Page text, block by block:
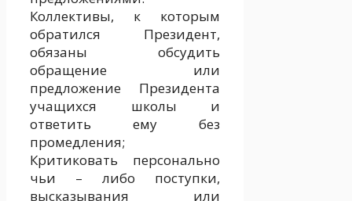
Коллективы, к которым
обратился Президент,
обязаны обсудить
обращение или
предложение Президента
учащихся школы и
ответить ему без
промедления;
Критиковать персонально
чьи – либо поступки,
высказывания или